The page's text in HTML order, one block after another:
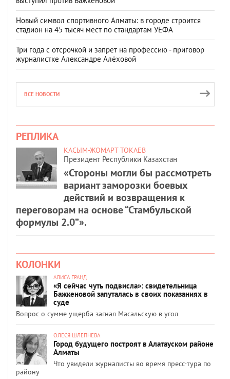
Новый символ спортивного Алматы: в городе строится
стадион на 45 тысяч мест по стандартам УЕФА
Три года с отсрочкой и запрет на профессию - приговор
журналистке Александре Алёховой
ВСЕ НОВОСТИ
РЕПЛИКА
КАСЫМ-ЖОМАРТ ТОКАЕВ
Президент Республики Казахстан
«Стороны могли бы рассмотреть
вариант заморозки боевых
действий и возвращения к
переговорам на основе “Стамбульской
формулы 2.0”».
КОЛОНКИ
АЛИСА ГРАНД
«Я сейчас чуть подвисла»: свидетельница
Бажкеновой запуталась в своих показаниях в
суде
Вопрос о сумме ущерба загнал Масальскую в угол
ОЛЕСЯ ШЛЕПНЕВА
Город будущего построят в Алатауском районе
Алматы
Что увидели журналисты во время пресс-тура по
району